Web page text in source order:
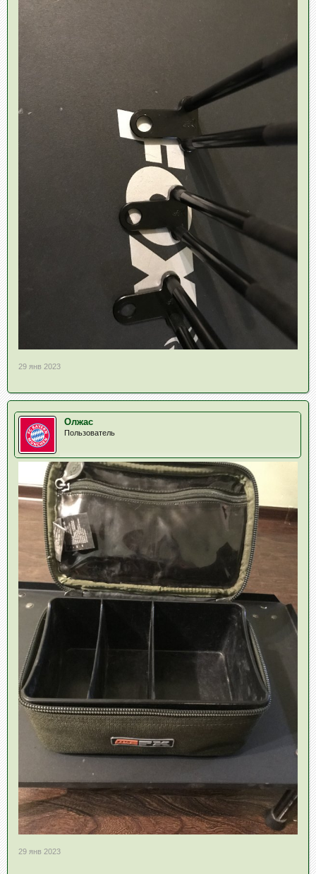
29 янв 2023
Олжас
Пользователь
29 янв 2023